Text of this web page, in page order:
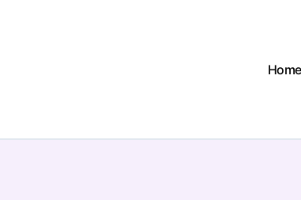
Home